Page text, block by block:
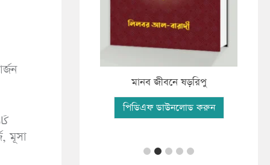
মানব জীবনে ষড়রিপু
পিডিএফ ডাউনলোড করুন